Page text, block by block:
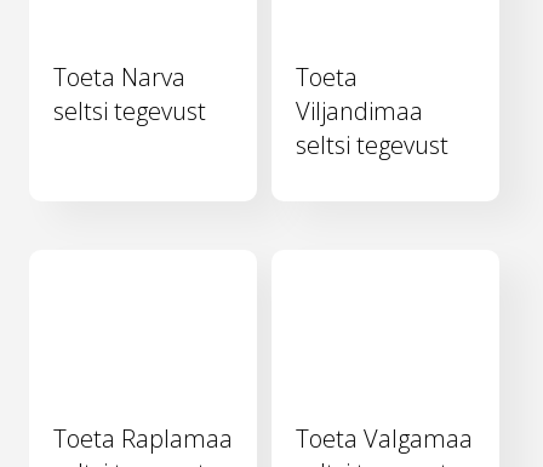
Toeta Narva
seltsi tegevust
Toeta
Viljandimaa
seltsi tegevust
Toeta Raplamaa
Toeta Valgamaa